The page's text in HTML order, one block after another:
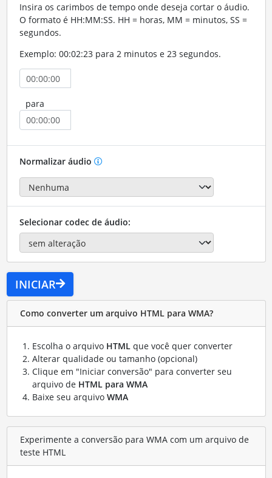
Insira os carimbos de tempo onde deseja cortar o áudio.
O formato é HH:MM:SS. HH = horas, MM = minutos, SS =
segundos.
Exemplo: 00:02:23 para 2 minutos e 23 segundos.
para
Normalizar áudio
Selecionar codec de áudio:
INICIAR
Como converter um arquivo HTML para WMA?
Escolha o arquivo HTMLque você quer converter
Alterar qualidade ou tamanho (opcional)
Clique em "Iniciar conversão" para converter seu
arquivo de HTML para WMA
Baixe seu arquivo WMA
Experimente a conversão para WMA com um arquivo de
teste HTML